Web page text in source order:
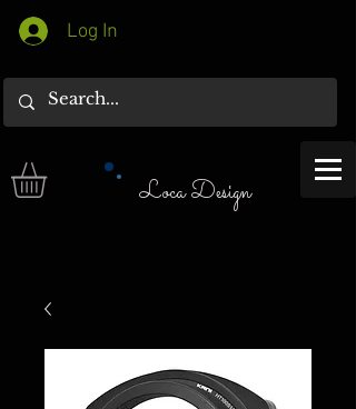
Log In
Loca Design